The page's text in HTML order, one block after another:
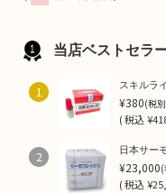
当店ベストセラ
1 スキルラ
¥380(税
(税込
2 日本サー
¥23,000
(税込